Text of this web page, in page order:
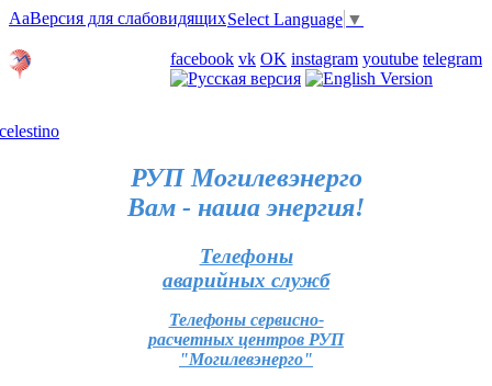
AaВерсия для слабовидящихSelect Language ▼
facebook vk OK instagram youtube telegram
РУП Могилевэнерго
Вам - наша энергия!
Телефоны
аварийных служб
Телефоны сервисно-
расчетных центров РУП
"Могилевэнерго"